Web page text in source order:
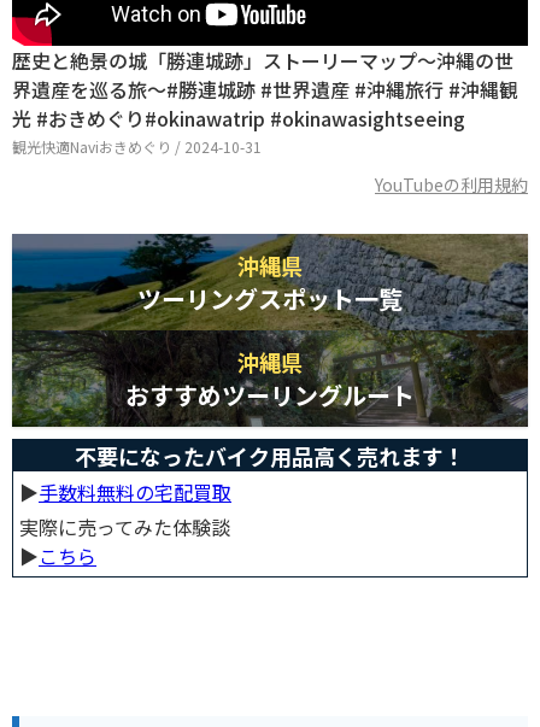
歴史と絶景の城「勝連城跡」ストーリーマップ～沖縄の世
界遺産を巡る旅～#勝連城跡 #世界遺産 #沖縄旅行 #沖縄観
光 #おきめぐり#okinawatrip #okinawasightseeing
観光快適Naviおきめぐり / 2024-10-31
YouTubeの利用規約
沖縄県
ツーリングスポット一覧
沖縄県
おすすめツーリングルート
不要になったバイク用品高く売れます！
▶︎手数料無料の宅配買取
実際に売ってみた体験談
▶︎こちら